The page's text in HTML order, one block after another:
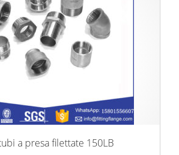
a presa filettate 150LB